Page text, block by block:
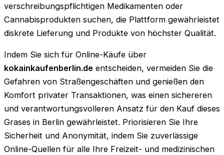
verschreibungspflichtigen Medikamenten oder
Cannabisprodukten suchen, die Plattform gewährleistet
diskrete Lieferung und Produkte von höchster Qualität.
Indem Sie sich für Online-Käufe über
kokainkaufenberlin.de entscheiden, vermeiden Sie die
Gefahren von Straßengeschäften und genießen den
Komfort privater Transaktionen, was einen sichereren
und verantwortungsvolleren Ansatz für den Kauf dieses
Grases in Berlin gewährleistet. Priorisieren Sie Ihre
Sicherheit und Anonymität, indem Sie zuverlässige
Online-Quellen für alle Ihre Freizeit- und medizinischen